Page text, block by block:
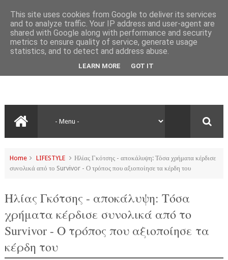
Home LIFESTYLE
Ηλίας Γκότσης - αποκάλυψη: Τόσα χρήματα κέρδισε
συνολικά από το Survivor - Ο τρόπος που αξιοποίησε τα κέρδη του
Ηλίας Γκότσης - αποκάλυψη: Τόσα
χρήματα κέρδισε συνολικά από το
Survivor - Ο τρόπος που αξιοποίησε τα
κέρδη του
This site uses cookies from Google to deliver its services
and to analyze traffic. Your IP address and user-agent are
shared with Google along with performance and security
metrics to ensure quality of service, generate usage
statistics, and to detect and address abuse.
LEARN MORE GOT IT